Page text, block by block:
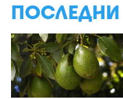
ПОСЛЕДНИ